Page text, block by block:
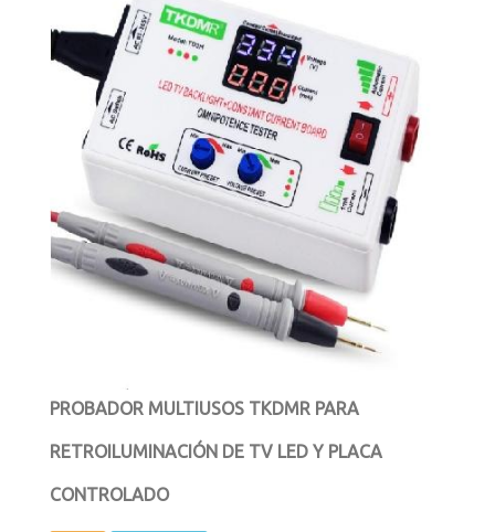
PROBADOR MULTIUSOS TKDMR PARA
RETROILUMINACIÓN DE TV LED Y PLACA
CONTROLADO